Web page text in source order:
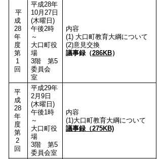
平
成
28
年
度
第
1
回
平成28年
10月27日
(木曜日)
午後2時
～
大口町役
場
3階 第5
委員会
室
内容
(1) 大口町教育大綱について
(2)意見交換
議事録（286KB）
平
成
28
年
度
第
2
回
平成29年
2月9日
(木曜日)
午後1時
～
大口町役
場
3階 第5
委員会室
内容
(1)大口町教育大綱について
議事録（275KB)